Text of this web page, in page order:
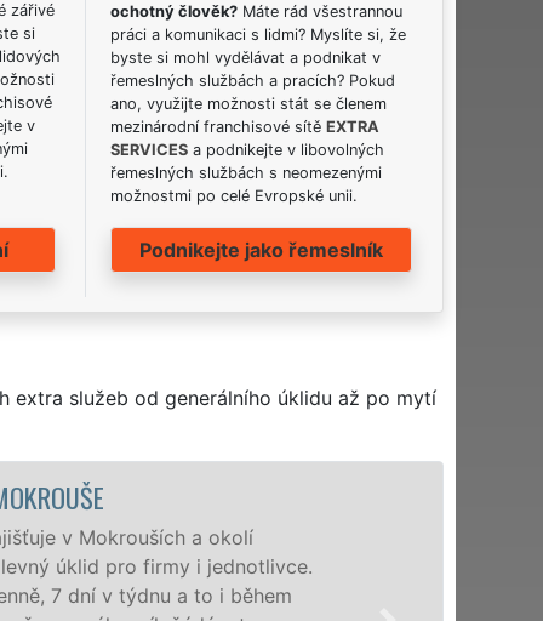
zářivé
si
v
ochotný člověk? Máte rád všestrannou
práci a komunikaci s lidmi? Myslíte si, že
byste si mohl vydělávat a podnikat v
řemeslných službách a pracích? Pokud
ano, využijte možnosti stát se členem
mezinárodní franchisové sítěEXTRA
SERVICES a podnikejte v libovolných
řemeslných službách s neomezenými
možnostmi po celé Evropské unii.
Podnikejte jako řemeslník
extra služeb od generálního úklidu až po mytí